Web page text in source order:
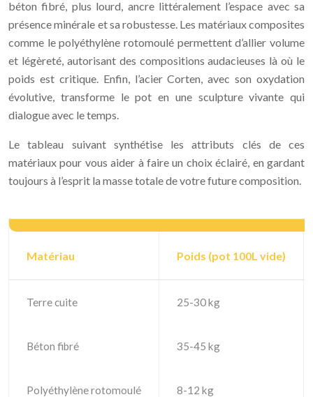
béton fibré, plus lourd, ancre littéralement l’espace avec sa
présence minérale et sa robustesse. Les matériaux composites
comme le polyéthylène rotomoulé permettent d’allier volume
et légèreté, autorisant des compositions audacieuses là où le
poids est critique. Enfin, l’acier Corten, avec son oxydation
évolutive, transforme le pot en une sculpture vivante qui
dialogue avec le temps.
Le tableau suivant synthétise les attributs clés de ces
matériaux pour vous aider à faire un choix éclairé, en gardant
toujours à l’esprit la masse totale de votre future composition.
Matériau Poids (pot 100L vide)
Terre cuite 25-30 kg
Béton fibré 35-45 kg
Polyéthylène rotomoulé 8-12 kg